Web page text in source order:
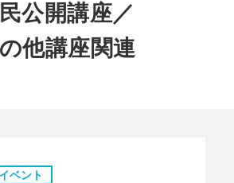
公開講座／
他講座関連
ベント